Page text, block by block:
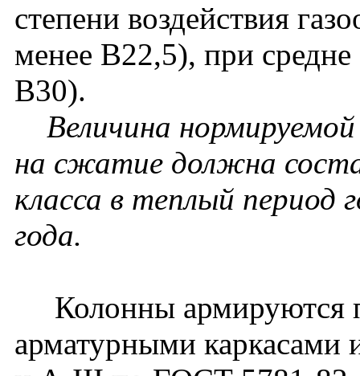
степени воздействия
менее В22,5), при
В30).
Величина
на сжатие должна
класса в теплый период
года.
Колонны армируются
арматурными каркасами